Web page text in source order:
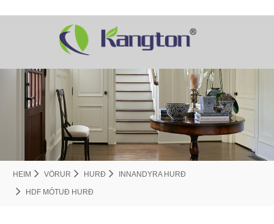
HEIM VÖRUR HURÐ INNANDYRA HURÐ
HDF MÓTUÐ HURÐ